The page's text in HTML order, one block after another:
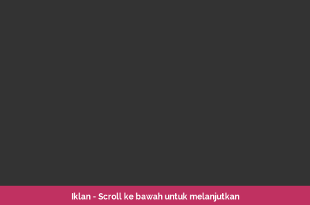
Iklan - Scroll ke bawah untuk melanjutkan